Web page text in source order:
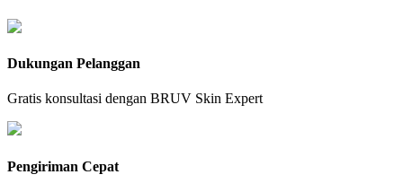
Dukungan Pelanggan
Gratis konsultasi dengan BRUV Skin Expert
Pengiriman Cepat